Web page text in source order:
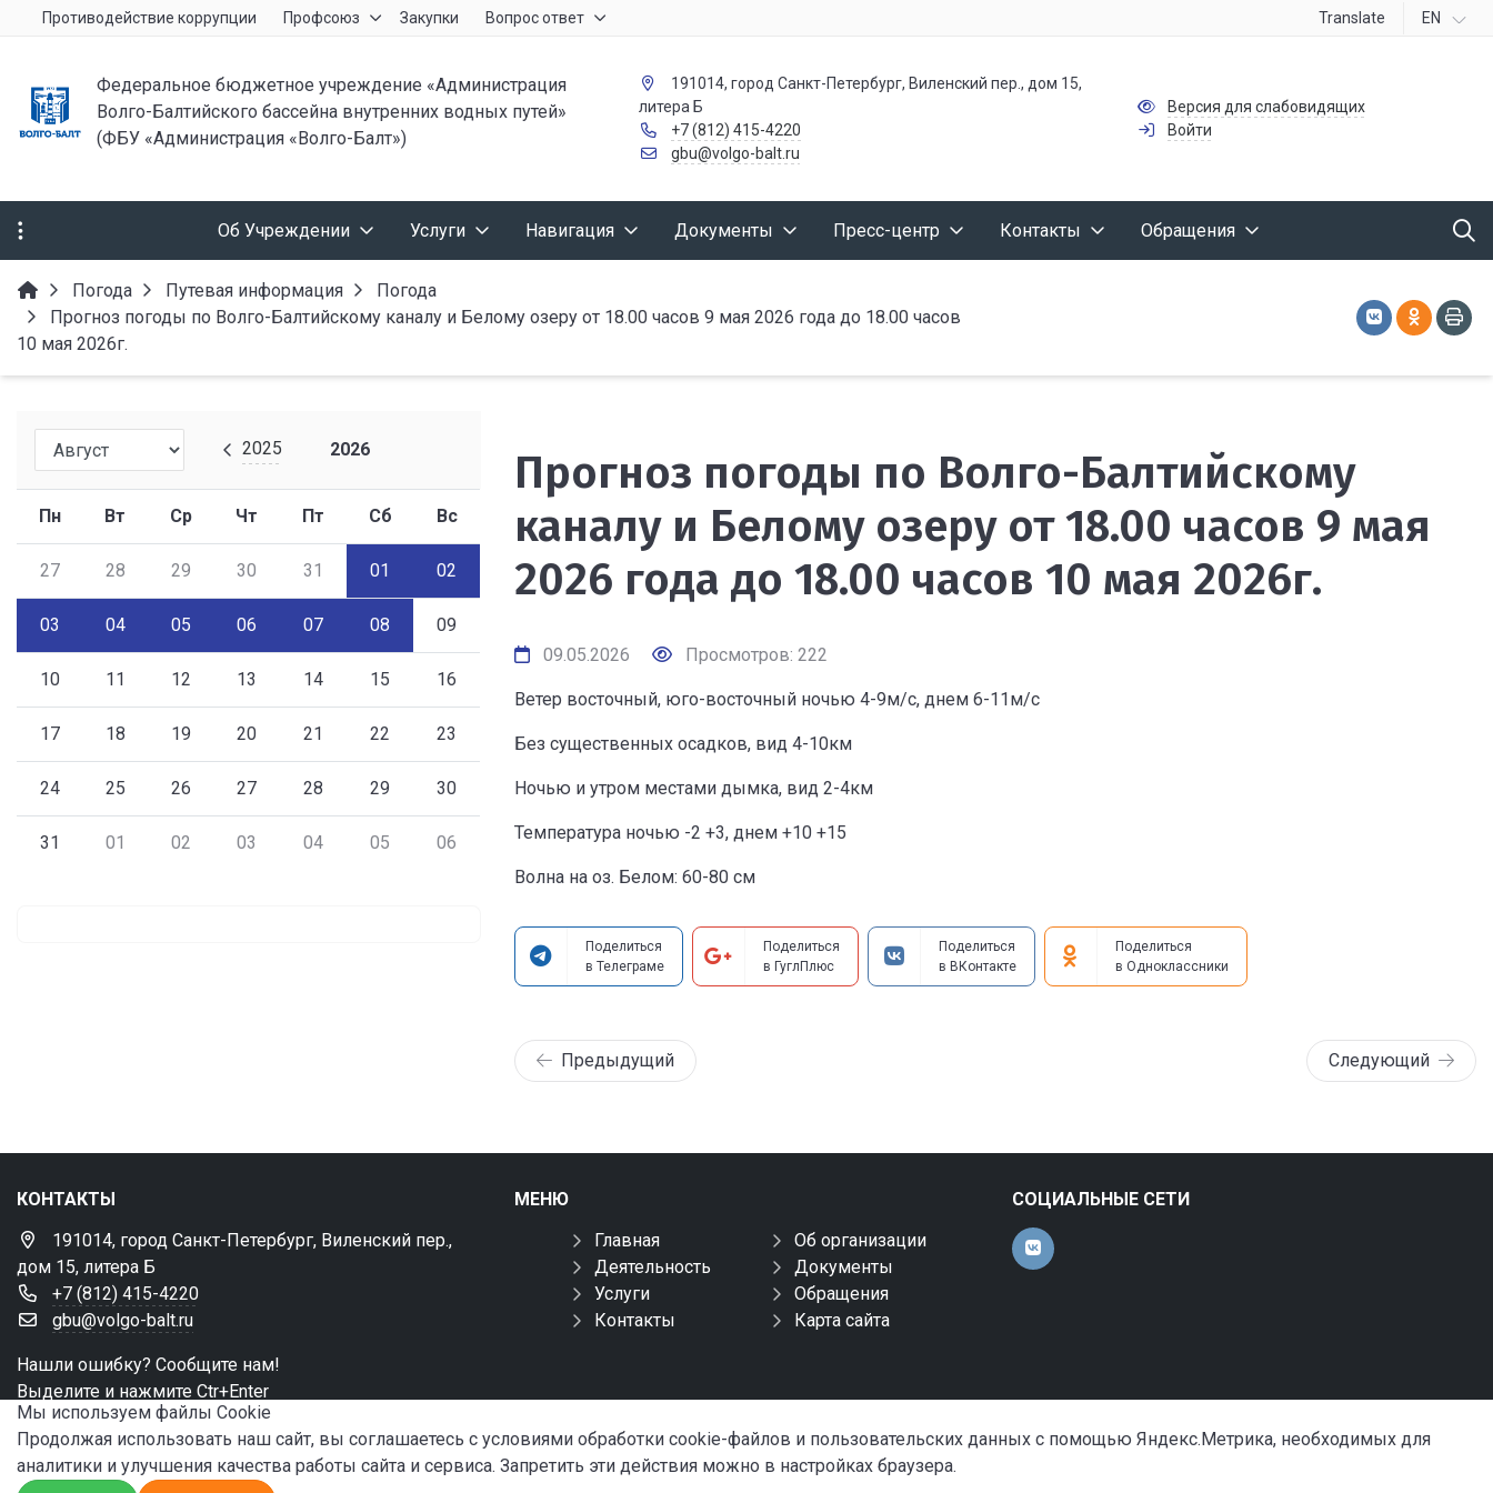
Противодействие коррупции Профсоюз Закупки Вопрос ответ Translate EN
Федеральное бюджетное учреждение «Администрация
Волго-Балтийского бассейна внутренних водных путей»
(ФБУ «Администрация «Волго-Балт»)
191014, город Санкт-Петербург, Виленский пер., дом 15,
литера Б
+7 (812) 415-4220
gbu@volgo-balt.ru
Версия для слабовидящих
Войти
Об Учреждении Услуги Навигация Документы Пресс-центр Контакты Обращения
Погода Путевая информация
Погода
Прогноз погоды по Волго-Балтийскому каналу и Белому озеру от 18.00 часов 9 мая 2026 года до 18.00 часов
10 мая 2026г.
2025 2026
Пн Вт Ср Чт Пт Сб Вс
27 28 29 30 31 01 02
03 04 05 06 07 08 09
10 11 12 13 14 15 16
17 18 19 20 21 22 23
24 25 26 27 28 29 30
31 01 02 03 04 05 06
Прогноз погоды по Волго-Балтийскому
каналу и Белому озеру от 18.00 часов 9 мая
2026 года до 18.00 часов 10 мая 2026г.
09.05.2026 Просмотров: 222
Ветер восточный, юго-восточный ночью 4-9м/с, днем 6-11м/с
Без существенных осадков, вид 4-10км
Ночью и утром местами дымка, вид 2-4км
Температура ночью -2 +3, днем +10 +15
Волна на оз. Белом: 60-80 см
Поделиться
в Телеграме
Поделиться
в ГуглПлюс
Поделиться
в ВКонтакте
Поделиться
в Одноклассники
Предыдущий Следующий
КОНТАКТЫ
191014, город Санкт-Петербург, Виленский пер.,
дом 15, литера Б
+7 (812) 415-4220
gbu@volgo-balt.ru
Нашли ошибку? Сообщите нам!
Выделите и нажмите Ctr+Enter
МЕНЮ
Главная
Об организации
Деятельность
Документы
Услуги
Обращения
Контакты
Карта сайта
СОЦИАЛЬНЫЕ СЕТИ
Мы используем файлы Сookie
Продолжая использовать наш сайт, вы соглашаетесь с условиями обработки cookie-файлов и пользовательских данных с помощью Яндекс.Метрика, необходимых для
аналитики и улучшения качества работы сайта и сервиса. Запретить эти действия можно в настройках браузера.